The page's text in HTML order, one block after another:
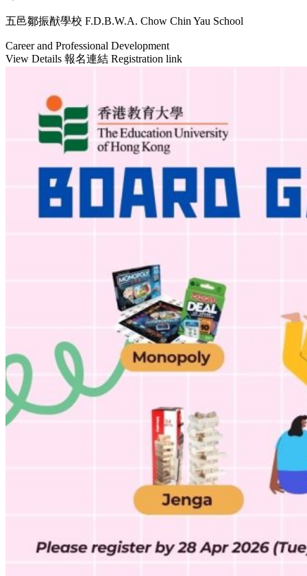
五邑鄒振猷學校 F.D.B.W.A. Chow Chin Yau School
Career and Professional Development
View Details 報名連結 Registration link